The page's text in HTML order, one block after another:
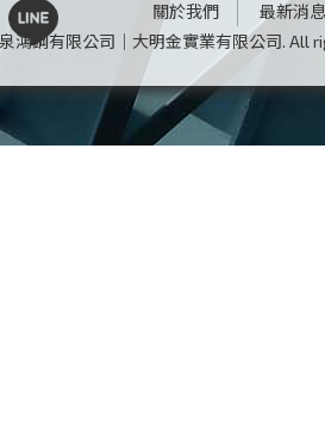
關於我們 最新消息
鴻鋼有限公司｜大明金實業有限公司. All